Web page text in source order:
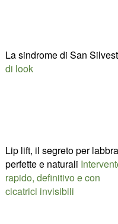
La sindrome di San
di look
Lip lift, il segreto per labbra
perfette e naturali
rapido, definitivo e con
cicatrici invisibili